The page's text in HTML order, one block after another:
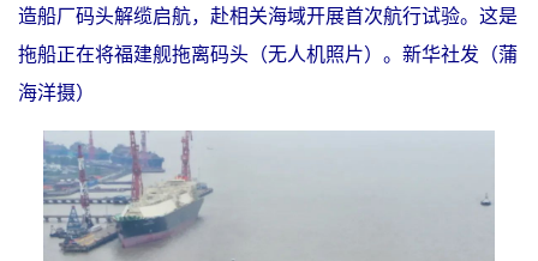
造船厂码头解缆启航，赴相关海域开展首次航行试验。这是
拖船正在将福建舰拖离码头（无人机照片）。新华社发（蒲
海洋摄）